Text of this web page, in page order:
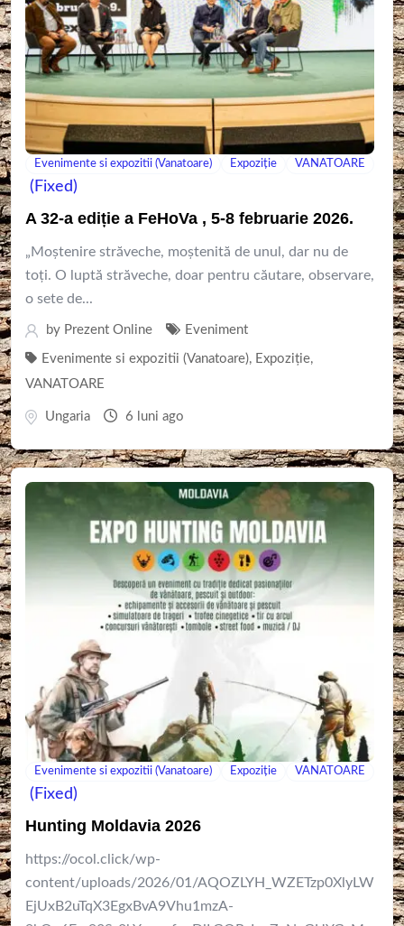
Evenimente si expozitii (Vanatoare) Expoziție VANATOARE
(Fixed)
A 32-a ediție a FeHoVa , 5-8 februarie 2026.
„Moștenire străveche, moștenită de unul, dar nu de
toți. O luptă străveche, doar pentru căutare, observare,
o sete de...
by Prezent Online Eveniment
Evenimente si expozitii (Vanatoare), Expoziție,
VANATOARE
Ungaria 6 luni ago
Evenimente si expozitii (Vanatoare) Expoziție VANATOARE
(Fixed)
Hunting Moldavia 2026
https://ocol.click/wp-
content/uploads/2026/01/AQOZLYH_WZETzp0XlyLW
EjUxB2uTqX3EgxBvA9Vhu1mzA-